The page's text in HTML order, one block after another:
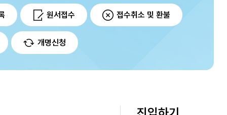
원서접수 접수취소 및 환불
개명신청